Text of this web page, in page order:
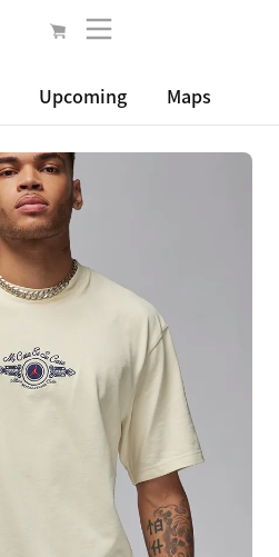
Upcoming Maps